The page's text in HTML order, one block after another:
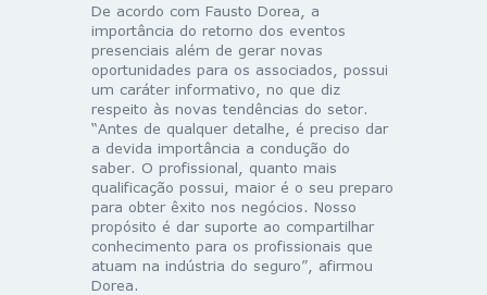
De acordo com Fausto Dorea, a
importância do retorno dos eventos
presenciais além de gerar novas
oportunidades para os associados, possui
um caráter informativo, no que diz
respeito às novas tendências do setor.
“Antes de qualquer detalhe, é preciso dar
a devida importância a condução do
saber. O profissional, quanto mais
qualificação possui, maior é o seu preparo
para obter êxito nos negócios. Nosso
propósito é dar suporte ao compartilhar
conhecimento para os profissionais que
atuam na indústria do seguro”, afirmou
Dorea.